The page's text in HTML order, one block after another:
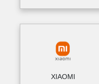
XIAOMI